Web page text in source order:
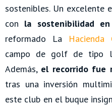
sostenibles. Un excelente
con la sostenibilidad
reformado La
Hacienda
campo de golf de tipo
Además, el recorrido fue
tras una inversión
este club en el buque